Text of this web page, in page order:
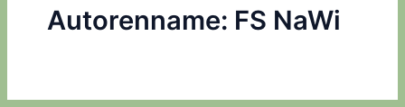
Autorenname: FS NaWi